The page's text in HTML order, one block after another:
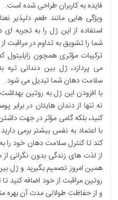
فایده به کاربران طراحی شده است.
ویژگی هایی مانند طعم دلپذیر
استفاده از این ژل را به تجربه
شما را تشویق به تداوم در مراقبت
ترکیبات مؤثری همچون زایلیتول
می پردازد، ژل بین دندانی
سلامت دهان شما تبدیل می شود.
با افزودن این ژل به روتین
نه تنها از دندان هایتان در
کنید، بلکه گامی مؤثر در جهت
با اعتماد به نفس بیشتر برمی
کند تا کنترل سلامت دهان خود را
از لذت های زندگی بدون نگرانی
همین امروز تصمیم بگیرید و ژل
روتین مراقبت از خود اضافه کنید
و از حفاظت طولانی مدت آن بهره